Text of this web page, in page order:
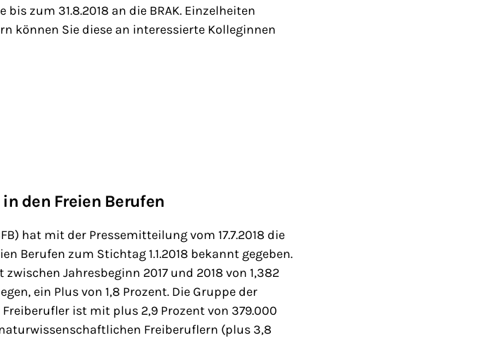
zum 31.8.2018 an die BRAK. Einzelheiten
können Sie diese an interessierte Kolleginnen
den Freien Berufen
hat mit der Pressemitteilung vom 17.7.2018 die
Berufen zum Stichtag 1.1.2018 bekannt gegeben.
Jahresbeginn 2017 und 2018 von 1,382
ein Plus von 1,8 Prozent. Die Gruppe der
ist mit plus 2,9 Prozent von 379.000
Freiberuflern (plus 3,8